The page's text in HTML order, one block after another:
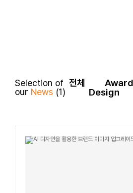
Selection of
our News (1)
전체
Design